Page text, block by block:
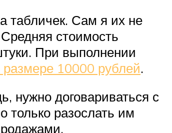
табличек. Сам я их не
стоимость
При выполнении
размере 10000 рублей.
нужно договариваться с
только разослать им